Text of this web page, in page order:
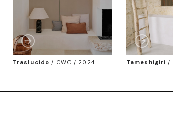
Traslucido / CWC / 2024 Tameshigiri /